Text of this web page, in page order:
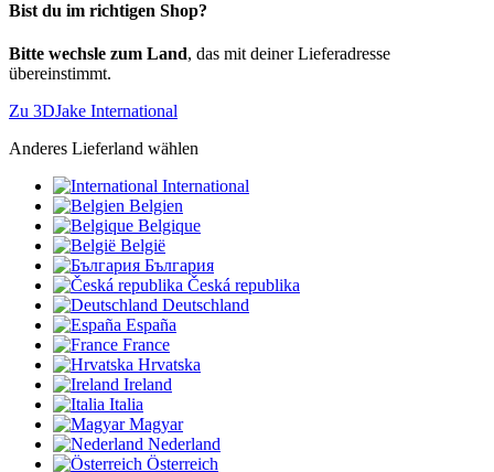
Bist du im richtigen Shop?
Bitte wechsle zum Land, das mit deiner Lieferadresse
übereinstimmt.
Zu 3DJake International
Anderes Lieferland wählen
International
Belgien
Belgique
België
България
Česká republika
Deutschland
España
France
Hrvatska
Ireland
Italia
Magyar
Nederland
Österreich